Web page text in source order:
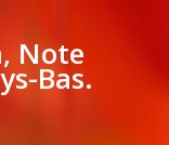
Note
Bas.